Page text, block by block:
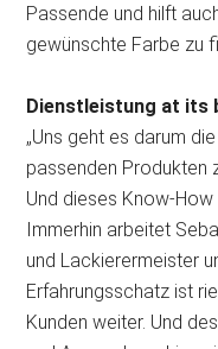
Passende und hilft
gewünschte Farbe zu
Dienstleistung at its
„Uns geht es darum
passenden Produkten
Und dieses Know-
Immerhin arbeitet
und Lackierermeister
Erfahrungsschatz ist
Kunden weiter. Und